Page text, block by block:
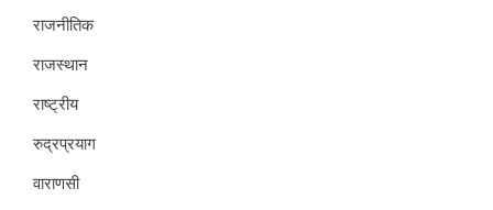
राजनीतिक
राजस्थान
राष्ट्रीय
रुद्रप्रयाग
वाराणसी